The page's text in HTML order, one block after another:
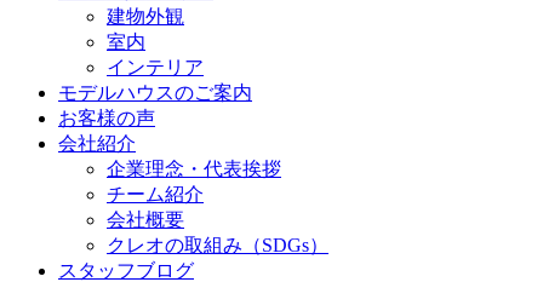
建物外観
室内
インテリア
モデルハウスのご案内
お客様の声
会社紹介
企業理念・代表挨拶
チーム紹介
会社概要
クレオの取組み（SDGs）
スタッフブログ